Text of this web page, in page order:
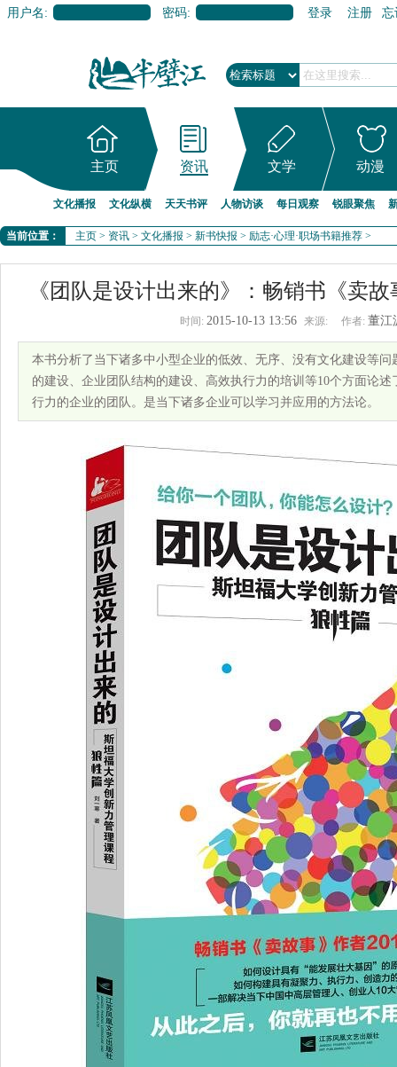
用户名: 密码: 登录 注册 忘
主页 资讯 文学 动漫
文化播报 文化纵横 天天书评 人物访谈 每日观察 锐眼聚焦
当前位置： 主页 > 资讯 > 文化播报 > 新书快报 > 励志·心理·职场书籍推荐 >
《团队是设计出来的》：畅销书《卖
时间: 2015-10-13 13:56 来源: 作者: 董
本书分析了当下诸多中小型企业的低效、无序、没有文化建设等
的建设、企业团队结构的建设、高效执行力的培训等10个方面论
行力的企业的团队。是当下诸多企业可以学习并应用的方法论。